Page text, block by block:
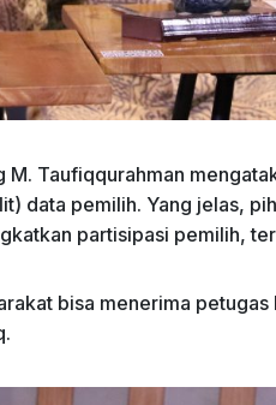
Taufiqqurahman
data pemilih. Yang jelas,
partisipasi pemilih,
bisa menerima